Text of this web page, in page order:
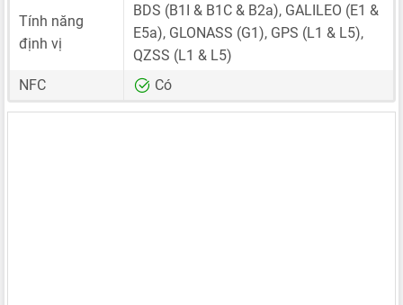
Tính năng
định vị
BDS (B1I & B1C & B2a), GALILEO (E1 &
E5a), GLONASS (G1), GPS (L1 & L5),
QZSS (L1 & L5)
NFC
Có